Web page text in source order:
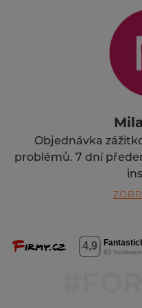
Objednávka
problémů. 7 dní